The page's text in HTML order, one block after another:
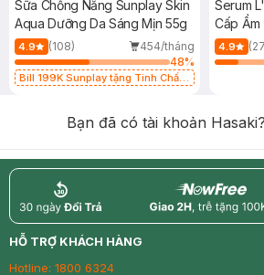
Sữa Chống Nắng Sunplay Skin
Aqua Dưỡng Da Sáng Mịn 55g
4.9 (108)
454/tháng
48%
Bill 199K Sunplay tặng Tinh Chất
Serum
Cấp Ẩm
4.9
Bạn đã có tài khoản Hasaki?
return nowfree
HỖ TRỢ KHÁCH HÀNG
Hotline: 1800 6324